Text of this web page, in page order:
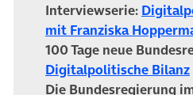
Interviewserie:
mit Franziska
100 Tage neue
Digitalpolitische Bilanz
Die Bundesregierung